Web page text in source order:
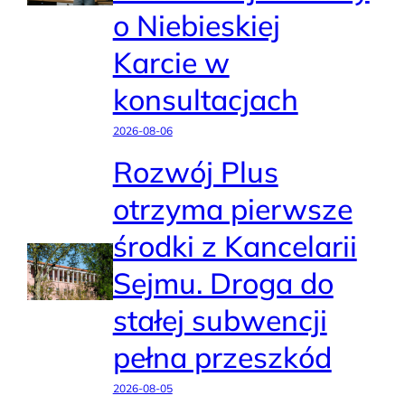
o Niebieskiej
Karcie w
konsultacjach
2026-08-06
Rozwój Plus
otrzyma pierwsze
środki z Kancelarii
Sejmu. Droga do
stałej subwencji
pełna przeszkód
2026-08-05